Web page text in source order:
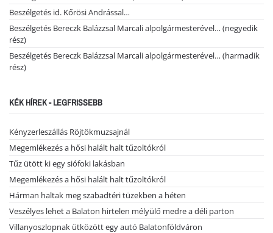
Beszélgetés id. Kőrösi Andrással…
Beszélgetés Bereczk Balázzsal Marcali alpolgármesterével… (negyedik
rész)
Beszélgetés Bereczk Balázzsal Marcali alpolgármesterével… (harmadik
rész)
KÉK HÍREK - LEGFRISSEBB
Kényzerleszállás Röjtökmuzsajnál
Megemlékezés a hősi halált halt tűzoltókról
Tűz ütött ki egy siófoki lakásban
Megemlékezés a hősi halált halt tűzoltókról
Hárman haltak meg szabadtéri tüzekben a héten
Veszélyes lehet a Balaton hirtelen mélyülő medre a déli parton
Villanyoszlopnak ütközött egy autó Balatonföldváron